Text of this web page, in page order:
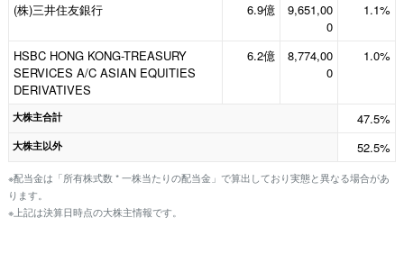
(株)三井住友銀行 6.9億
9,651,00
0
1.1%
HSBC HONG KONG-TREASURY
SERVICES A/C ASIAN EQUITIES
DERIVATIVES
6.2億
8,774,00
0
1.0%
大株主合計 47.5%
大株主以外 52.5%
※配当金は「所有株式数 * 一株当たりの配当金」で算出しており実態と異なる場合があ
ります。
※上記は決算日時点の大株主情報です。